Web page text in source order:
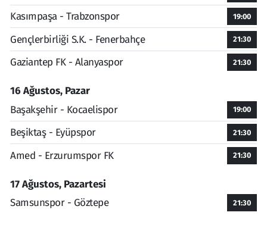
Kasımpaşa - Trabzonspor 19:00
Gençlerbirliği S.K. - Fenerbahçe 21:30
Gaziantep FK - Alanyaspor 21:30
16 Ağustos, Pazar
Başakşehir - Kocaelispor
19:00
Beşiktaş - Eyüpspor 21:30
Amed - Erzurumspor FK 21:30
17 Ağustos, Pazartesi
Samsunspor - Göztepe
21:30